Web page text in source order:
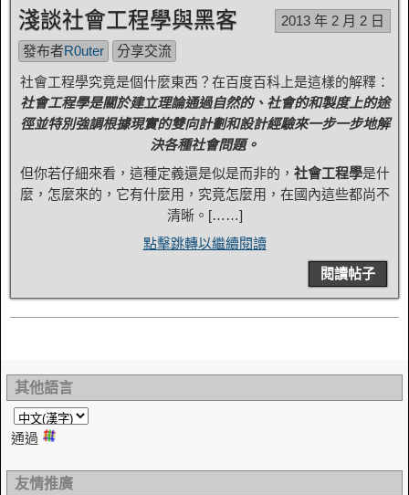
淺談社會工程學與黑客
2013 年 2 月 2 日
發布者R0uter
分享交流
社會工程學究竟是個什麼東西？在百度百科上是這樣的解釋：
社會工程學是關於建立理論通過自然的、社會的和製度上的途
徑並特別強調根據現實的雙向計劃和設計經驗來一步一步地解
決各種社會問題。
但你若仔細來看，這種定義還是似是而非的， 社會工程學是什
麼，怎麼來的，它有什麼用，究竟怎麼用，在國內這些都尚不
清晰。[……]
點擊跳轉以繼續閱讀
閱讀帖子
其他語言
通過
友情推廣